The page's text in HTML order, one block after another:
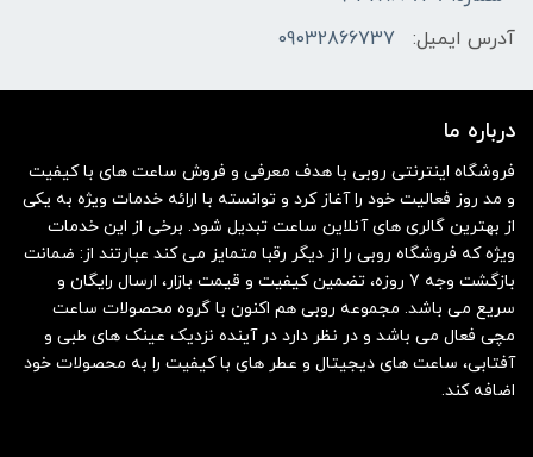
آدرس ایمیل:
09032866737
درباره ما
فروشگاه اینترنتی روبی با هدف معرفی و فروش ساعت های با کیفیت
و مد روز فعالیت خود را آغاز کرد و توانسته با ارائه خدمات ویژه به یکی
از بهترین گالری های آنلاین ساعت تبدیل شود. برخی از این خدمات
ویژه که فروشگاه روبی را از دیگر رقبا متمایز می کند عبارتند از: ضمانت
بازگشت وجه 7 روزه، تضمین کیفیت و قیمت بازار، ارسال رایگان و
سریع می باشد. مجموعه روبی هم اکنون با گروه محصولات ساعت
مچی فعال می باشد و در نظر دارد در آینده نزدیک عینک های طبی و
آفتابی، ساعت های دیجیتال و عطر های با کیفیت را به محصولات خود
اضافه کند.